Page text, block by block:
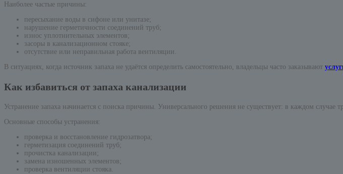
Наиболее частые причины:
пересыхание воды в сифоне или унитазе;
нарушение герметичности соединений труб;
износ уплотнительных элементов;
засоры в канализационном стояке;
отсутствие или неправильная работа вентиляции.
В ситуациях, когда источник запаха не удаётся определить самостоятельно, владельцы часто заказывают
Как избавиться от запаха канализации
Устранение запаха начинается с поиска причины. Универсального решения не существует: в каждом случае
Основные способы устранения:
проверка и восстановление гидрозатвора;
герметизация соединений труб;
прочистка канализации;
замена изношенных элементов;
проверка вентиляции стояка.